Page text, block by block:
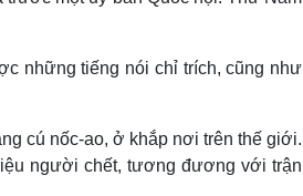
những tiếng nói chỉ trích, cũng như
cú nốc-ao, ở khắp nơi trên thế giới.
người chết, tương đương với trận